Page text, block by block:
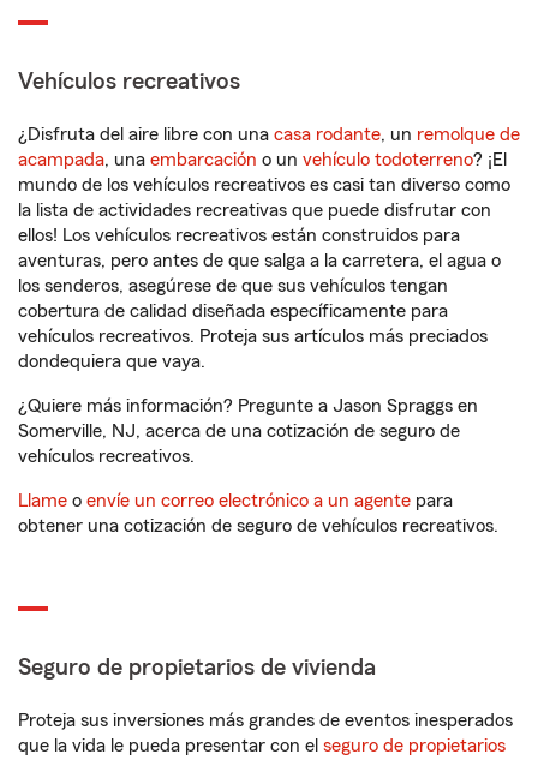
Vehículos recreativos
¿Disfruta del aire libre con una casa rodante, un remolque de
acampada, una embarcación o un vehículo todoterreno? ¡El
mundo de los vehículos recreativos es casi tan diverso como
la lista de actividades recreativas que puede disfrutar con
ellos! Los vehículos recreativos están construidos para
aventuras, pero antes de que salga a la carretera, el agua o
los senderos, asegúrese de que sus vehículos tengan
cobertura de calidad diseñada específicamente para
vehículos recreativos. Proteja sus artículos más preciados
dondequiera que vaya.
¿Quiere más información? Pregunte a Jason Spraggs en
Somerville, NJ, acerca de una cotización de seguro de
vehículos recreativos.
Llame o envíe un correo electrónico a un agente para
obtener una cotización de seguro de vehículos recreativos.
Seguro de propietarios de vivienda
Proteja sus inversiones más grandes de eventos inesperados
que la vida le pueda presentar con el seguro de propietarios